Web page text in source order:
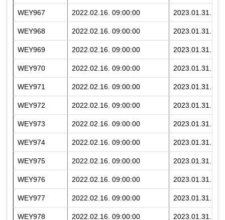
WEY967 2022.02.16. 09:00:00 2023.01.31.
WEY968 2022.02.16. 09:00:00 2023.01.31.
WEY969 2022.02.16. 09:00:00 2023.01.31.
WEY970 2022.02.16. 09:00:00 2023.01.31.
WEY971 2022.02.16. 09:00:00 2023.01.31.
WEY972 2022.02.16. 09:00:00 2023.01.31.
WEY973 2022.02.16. 09:00:00 2023.01.31.
WEY974 2022.02.16. 09:00:00 2023.01.31.
WEY975 2022.02.16. 09:00:00 2023.01.31.
WEY976 2022.02.16. 09:00:00 2023.01.31.
WEY977 2022.02.16. 09:00:00 2023.01.31.
WEY978 2022.02.16. 09:00:00 2023.01.31.